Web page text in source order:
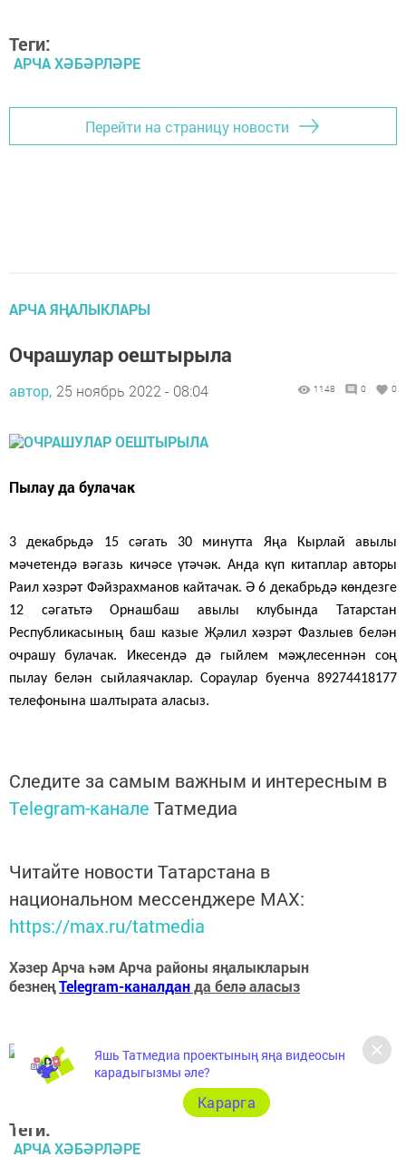
Теги:
АРЧА ХӘБӘРЛӘРЕ
Перейти на страницу новости
АРЧА ЯҢАЛЫКЛАРЫ
Очрашулар оештырыла
автор, 25 ноябрь 2022 - 08:04 1148 0 0
Пылау да булачак
3 декабрьдә 15 сәгать 30 минутта Яңа Кырлай авылы
мәчетендә вәгазь кичәсе үтәчәк. Анда күп китаплар авторы
Раил хәзрәт Фәйзрахманов кайтачак. Ә 6 декабрьдә көндезге
12 сәгатьтә Орнашбаш авылы клубында Татарстан
Республикасының баш казые Җәлил хәзрәт Фазлыев белән
очрашу булачак. Икесендә дә гыйлем мәҗлесеннән соң
пылау белән сыйлаячаклар. Сораулар буенча 89274418177
телефонына шалтырата аласыз.
Следите за самым важным и интересным в
Telegram-канале Татмедиа
Читайте новости Татарстана в
национальном мессенджере MАХ:
https://max.ru/tatmedia
Хәзер Арча һәм Арча районы яңалыкларын
безнеңTelegram-каналданда белә аласыз
Теги:
АРЧА ХӘБӘРЛӘРЕ
Яшь Татмедиа проектының яңа видеосын
карадыгызмы әле?
Карарга